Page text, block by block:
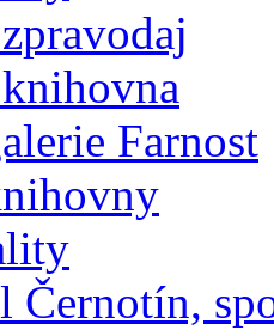
Farnost
Černotín,